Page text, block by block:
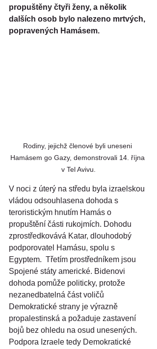
propuštěny čtyři ženy, a několik
dalších osob bylo nalezeno mrtvých,
popravených Hamásem.
Rodiny, jejichž členové byli uneseni
Hamásem go Gazy, demonstrovali 14. října
v Tel Avivu.
V noci z úterý na středu byla izraelskou
vládou odsouhlasena dohoda s
teroristickým hnutím Hamás o
propuštění části rukojmích. Dohodu
zprostředkovává Katar, dlouhodobý
podporovatel Hamásu, spolu s
Egyptem.  Třetím prostředníkem jsou
Spojené státy americké. Bidenovi
dohoda pomůže politicky, protože
nezanedbatelná část voličů
Demokratické strany je výrazně
propalestinská a požaduje zastavení
bojů bez ohledu na osud unesených.
Podpora Izraele tedy Demokratické